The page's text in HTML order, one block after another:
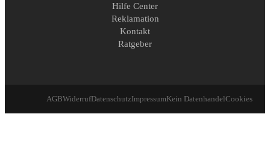
Hilfe Center
Reklamation
Kontakt
Ratgeber
AGBWiderrufDatenschutzImpressumKein DatenhandelCookies